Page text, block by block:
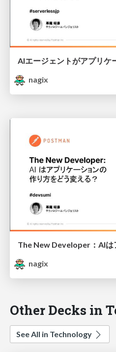
nagix
nagix
Other Decks in
See All in Technology